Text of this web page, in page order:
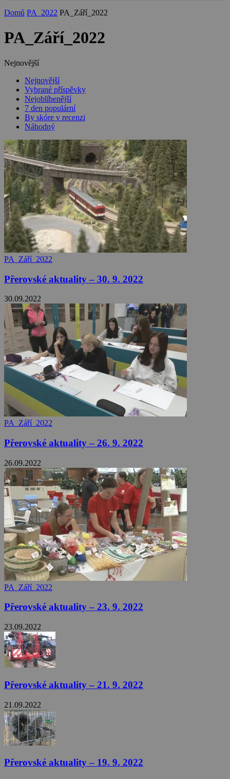
Domů PA_2022 PA_Září_2022
PA_Září_2022
Nejnovější
Nejnovější
Vybrané příspěvky
Nejoblíbenější
7 den populární
By skóre v recenzi
Náhodný
PA_Září_2022
Přerovské aktuality – 30. 9. 2022
30.09.2022
PA_Září_2022
Přerovské aktuality – 26. 9. 2022
26.09.2022
PA_Září_2022
Přerovské aktuality – 23. 9. 2022
23.09.2022
Přerovské aktuality – 21. 9. 2022
21.09.2022
Přerovské aktuality – 19. 9. 2022